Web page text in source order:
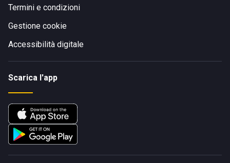
Termini e condizioni
Gestione cookie
Accessibilità digitale
Scarica l'app